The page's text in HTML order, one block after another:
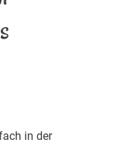
in der